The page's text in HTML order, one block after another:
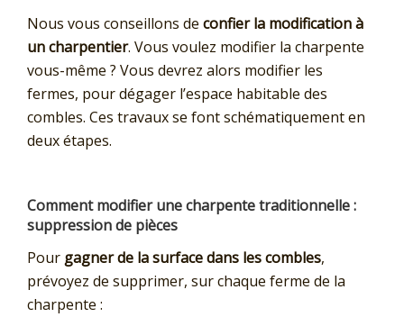
Nous vous conseillons de confier la modification à
un charpentier. Vous voulez modifier la charpente
vous-même ? Vous devrez alors modifier les
fermes, pour dégager l’espace habitable des
combles. Ces travaux se font schématiquement en
deux étapes.
Comment modifier une charpente traditionnelle :
suppression de pièces
Pour gagner de la surface dans les combles,
prévoyez de supprimer, sur chaque ferme de la
charpente :